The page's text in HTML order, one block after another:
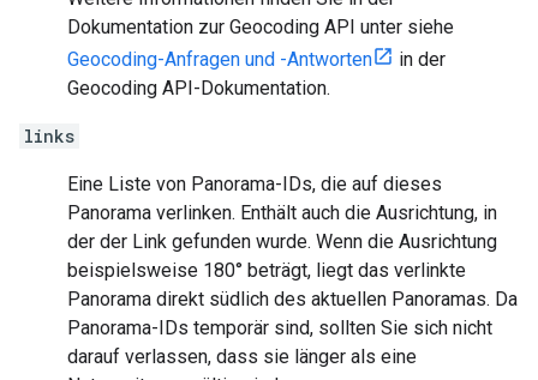
Dokumentation zur Geocoding API unter siehe
Geocoding-Anfragen und -Antworten
in der
Geocoding API-Dokumentation.
links
Eine Liste von Panorama-IDs, die auf dieses
Panorama verlinken. Enthält auch die Ausrichtung, in
der der Link gefunden wurde. Wenn die Ausrichtung
beispielsweise 180° beträgt, liegt das verlinkte
Panorama direkt südlich des aktuellen Panoramas. Da
Panorama-IDs temporär sind, sollten Sie sich nicht
darauf verlassen, dass sie länger als eine